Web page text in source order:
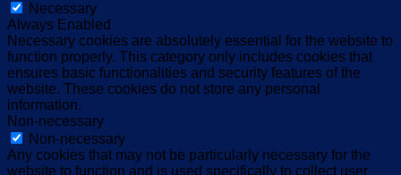
Necessary
Always Enabled
Necessary cookies are absolutely essential for the website to
function properly. This category only includes cookies that
ensures basic functionalities and security features of the
website. These cookies do not store any personal
information.
Non-necessary
Non-necessary
Any cookies that may not be particularly necessary for the
website to function and is used specifically to collect user